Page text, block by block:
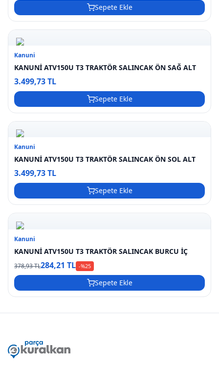
Sepete Ekle
Kanuni
KANUNİ ATV150U T3 TRAKTÖR SALINCAK ÖN SAĞ ALT
3.499,73 TL
Sepete Ekle
Kanuni
KANUNİ ATV150U T3 TRAKTÖR SALINCAK ÖN SOL ALT
3.499,73 TL
Sepete Ekle
Kanuni
KANUNİ ATV150U T3 TRAKTÖR SALINCAK BURCU İÇ
378,93 TL284,21 TL -%25
Sepete Ekle